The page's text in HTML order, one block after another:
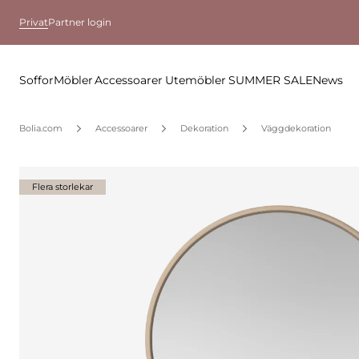
PrivatPartner login
SofforMöblerAccessoarer Utemöbler SUMMER SALENews
Bolia.com Accessoarer Dekoration Väggdekoration
Flera storlekar